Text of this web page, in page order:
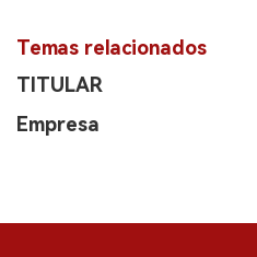
Temas relacionados
TITULAR
Empresa